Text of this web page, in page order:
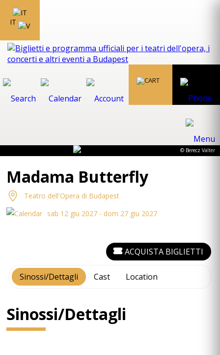
IT
© Berecz Valter
Madama Butterfly
Teatro dell'Opera di Budapest
sab 12 giu 2027 - dom 27 giu 2027
Sinossi/Dettagli Cast Location
ACQUISTA BIGLIETTI
Sinossi/Dettagli